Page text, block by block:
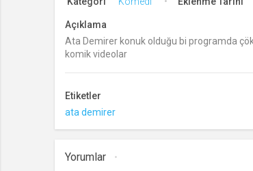
Açıklama
Ata Demirer konuk olduğu bi programda
komik videolar
Etiketler
ata demirer
Yorumlar